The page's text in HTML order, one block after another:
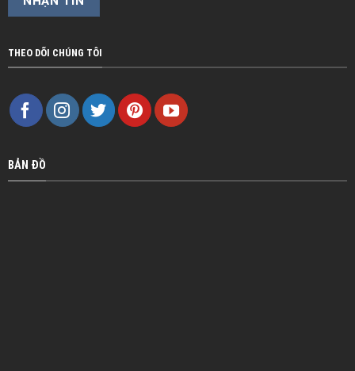
THEO DÕI CHÚNG TÔI
BẢN ĐỒ